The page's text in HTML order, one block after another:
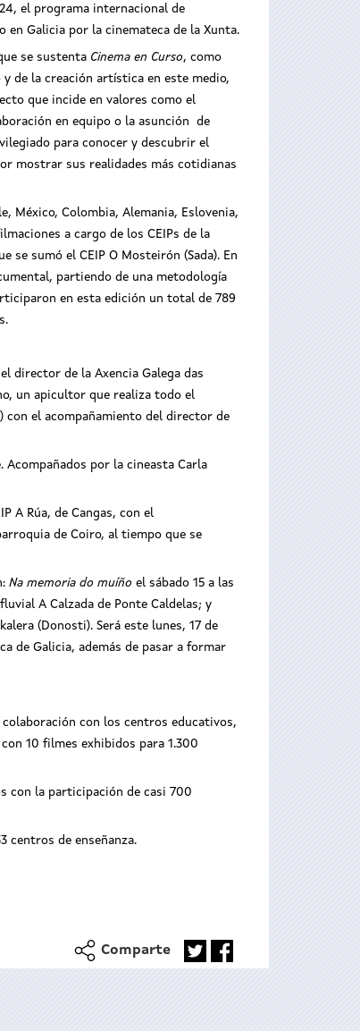
el programa internacional de
en Galicia por la cinemateca de la Xunta.
se sustenta Cinema en Curso, como
de la creación artística en este medio,
que incide en valores como el
en equipo o la asunción de
para conocer y descubrir el
mostrar sus realidades más cotidianas
México, Colombia, Alemania, Eslovenia,
a cargo de los CEIPs de la
se sumó el CEIP O Mosteirón (Sada). En
partiendo de una metodología
en esta edición un total de 789
director de la Axencia Galega das
un apicultor que realiza todo el
con el acompañamiento del director de
Acompañados por la cineasta Carla
A Rúa, de Cangas, con el
de Coiro, al tiempo que se
Na memoria do muíño el sábado 15 a las
A Calzada de Ponte Caldelas; y
(Donosti). Será este lunes, 17 de
de Galicia, además de pasar a formar
con los centros educativos,
10 filmes exhibidos para 1.300
con la participación de casi 700
centros de enseñanza.
Comparte